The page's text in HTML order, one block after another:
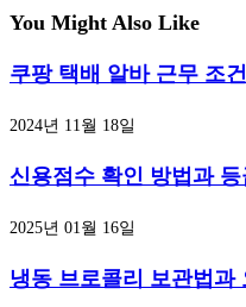
You Might Also Like
쿠팡 택배 알바 근무 조
2024년 11월 18일
신용점수 확인 방법과 등
2025년 01월 16일
냉동 브로콜리 보관법과